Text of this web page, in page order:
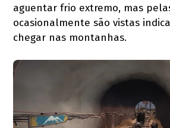
aguentar frio extremo, mas
ocasionalmente são vistas
chegar nas montanhas.